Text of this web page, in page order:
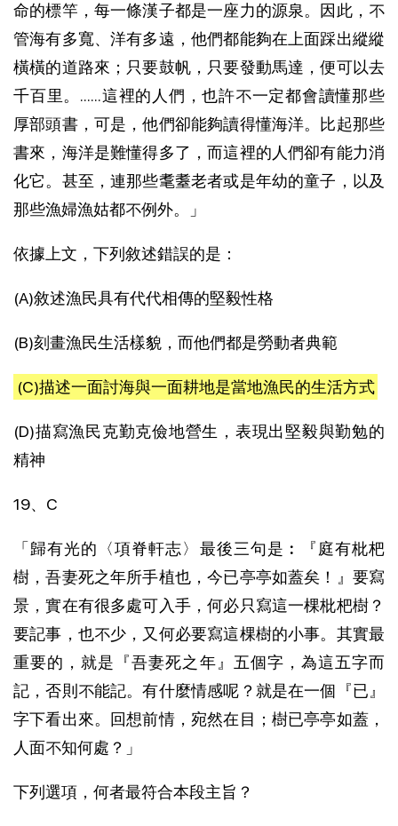
命的標竿，每一條漢子都是一座力的源泉。因此，不
管海有多寬、洋有多遠，他們都能夠在上面踩出縱縱
橫橫的道路來；只要鼓帆，只要發動馬達，便可以去
千百里。……這裡的人們，也許不一定都會讀懂那些
厚部頭書，可是，他們卻能夠讀得懂海洋。比起那些
書來，海洋是難懂得多了，而這裡的人們卻有能力消
化它。甚至，連那些耄耋老者或是年幼的童子，以及
那些漁婦漁姑都不例外。」
依據上文，下列敘述錯誤的是：
(A)敘述漁民具有代代相傳的堅毅性格
(B)刻畫漁民生活樣貌，而他們都是勞動者典範
(C)描述一面討海與一面耕地是當地漁民的生活方式
(D)描寫漁民克勤克儉地營生，表現出堅毅與勤勉的
精神
19、C
「歸有光的〈項脊軒志〉最後三句是︰『庭有枇杷
樹，吾妻死之年所手植也，今已亭亭如蓋矣！』要寫
景，實在有很多處可入手，何必只寫這一棵枇杷樹？
要記事，也不少，又何必要寫這棵樹的小事。其實最
重要的，就是『吾妻死之年』五個字，為這五字而
記，否則不能記。有什麼情感呢？就是在一個『已』
字下看出來。回想前情，宛然在目；樹已亭亭如蓋，
人面不知何處？」
下列選項，何者最符合本段主旨？